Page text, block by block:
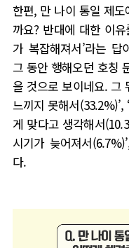
한편, 만 나이 통일 제
까요? 반대에 대한 이
가 복잡해져서’라는 답
그 동안 행해오던 호칭
을 것으로 보이네요. 그
느끼지 못해서(33.2%)’, ‘
게 맞다고 생각해서
시기가 늦어져서
다.